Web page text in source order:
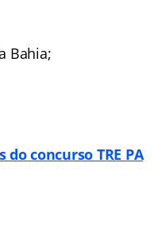
Bahia;
concurso TRE PA